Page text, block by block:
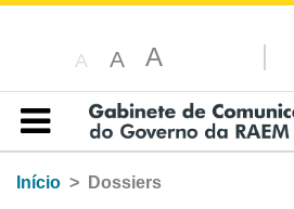
A A A
Índice
Início
Dossiers